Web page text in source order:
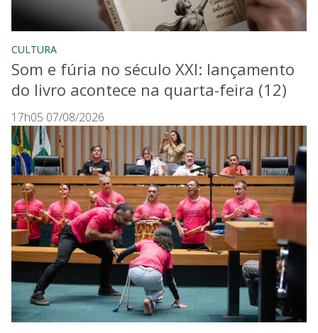
CULTURA
Som e fúria no século XXI: lançamento
do livro acontece na quarta-feira (12)
17h05 07/08/2026